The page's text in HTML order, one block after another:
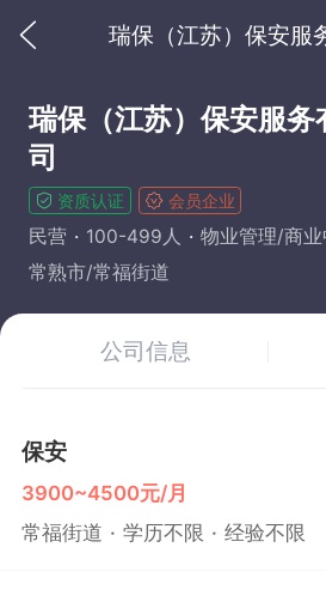
瑞保（江苏）保安服
瑞保（江苏）保安服务
司
资质认证 会员企业
民营 100-499人
物业管理/商
常熟市/常福街道
公司信息
保安
3900~4500元/月
常福街道 学历不限 经验不限